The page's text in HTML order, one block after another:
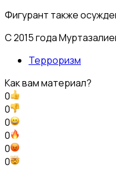
Фигурант также
С 2015 года
Терроризм
Как вам материал?
0
0
0
0
0
0